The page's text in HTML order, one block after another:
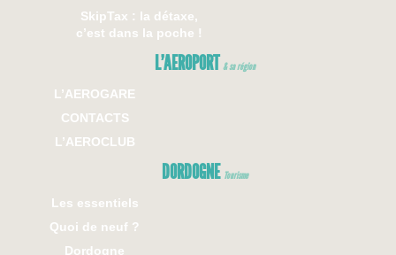
SkipTax : la détaxe,
c’est dans la poche !
L’AEROPORT& sa région
L’AEROGARE
CONTACTS
L’AEROCLUB
DORDOGNE Tourisme
Les essentiels
Quoi de neuf ?
Dordogne